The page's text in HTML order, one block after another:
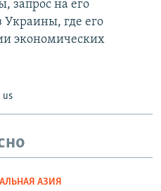
запрос на его
Украины, где его
экономических
us
АЗИЯ